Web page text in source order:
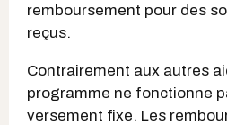
remboursement pour des
reçus.
Contrairement aux autres
programme ne fonctionne
versement fixe. Les